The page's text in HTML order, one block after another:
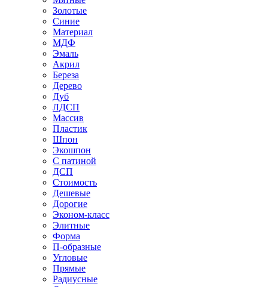
Золотые
Синие
Материал
МДФ
Эмаль
Акрил
Береза
Дерево
Дуб
ЛДСП
Массив
Пластик
Шпон
Экошпон
С патиной
ДСП
Стоимость
Дешевые
Дорогие
Эконом-класс
Элитные
Форма
П-образные
Угловые
Прямые
Радиусные